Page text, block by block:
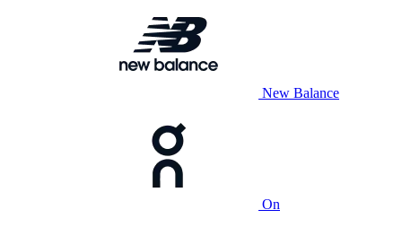
New Balance
On